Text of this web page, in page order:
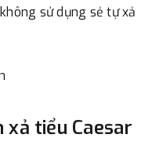
chuyển tiền của quý
theo yêu cầu.
sử dụng sẻ tự xả
tiểu Caesar